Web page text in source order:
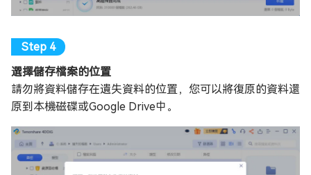
選擇儲存檔案的位置
請勿將資料儲存在遺失資料的位置，您可以將復原的資料還
原到本機磁碟或Google Drive中。